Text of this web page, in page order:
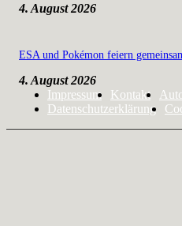
4. August 2026
ESA und Pokémon feiern
4. August 2026
Impressum
Kontakt
Datenschutzerklärung